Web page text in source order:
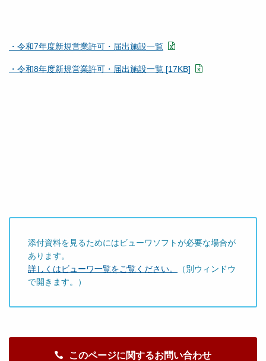
・令和7年度新規営業許可・届出施設一覧
・令和8年度新規営業許可・届出施設一覧 [17KB]
添付資料を見るためにはビューワソフトが必要な場合が
あります。
詳しくはビューワ一覧をご覧ください。
（別ウィンドウ
で開きます。）
このページに関するお問い合わせ